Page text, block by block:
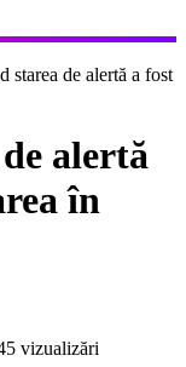
starea de alertă a fost
alertă
în
vizualizări